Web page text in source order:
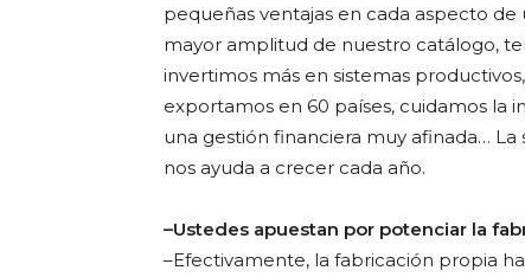
pequeñas ventajas en cada aspecto
mayor amplitud de nuestro catálogo,
invertimos más en sistemas
exportamos en 60 países, cuidamos la
una gestión financiera muy afinada…
nos ayuda a crecer cada año.
–Ustedes apuestan por potenciar la
–Efectivamente, la fabricación propia